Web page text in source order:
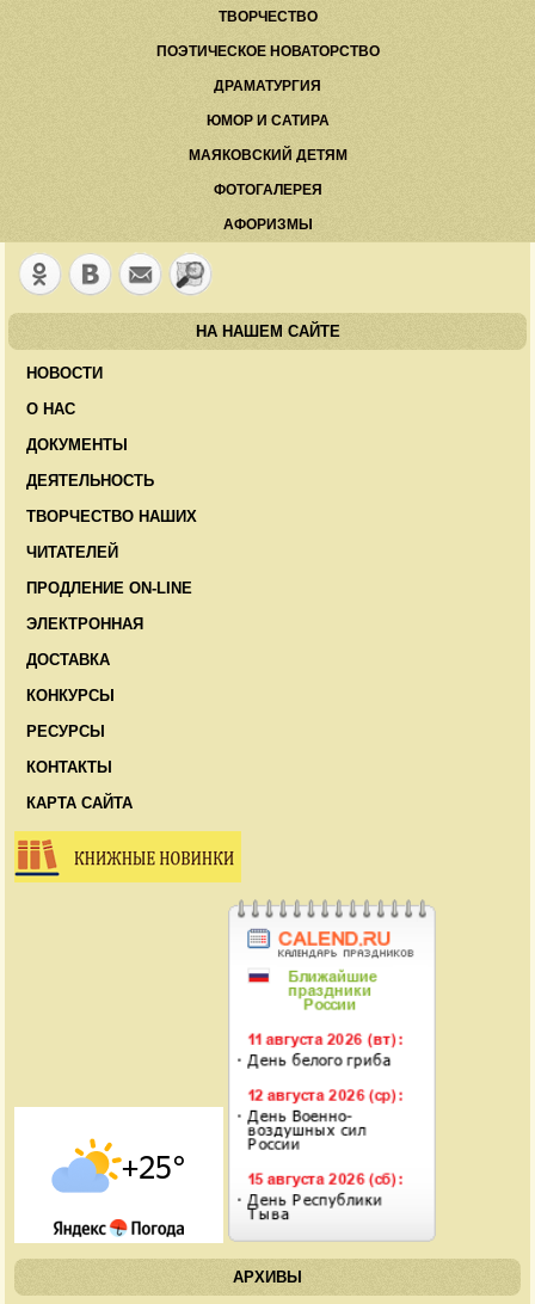
ТВОРЧЕСТВО
ПОЭТИЧЕСКОЕ НОВАТОРСТВО
ДРАМАТУРГИЯ
ЮМОР И САТИРА
МАЯКОВСКИЙ ДЕТЯМ
ФОТОГАЛЕРЕЯ
АФОРИЗМЫ
НА НАШЕМ САЙТЕ
НОВОСТИ
О НАС
ДОКУМЕНТЫ
ДЕЯТЕЛЬНОСТЬ
ТВОРЧЕСТВО НАШИХ
ЧИТАТЕЛЕЙ
ПРОДЛЕНИЕ ON-LINE
ЭЛЕКТРОННАЯ
ДОСТАВКА
КОНКУРСЫ
РЕСУРСЫ
КОНТАКТЫ
КАРТА САЙТА
АРХИВЫ